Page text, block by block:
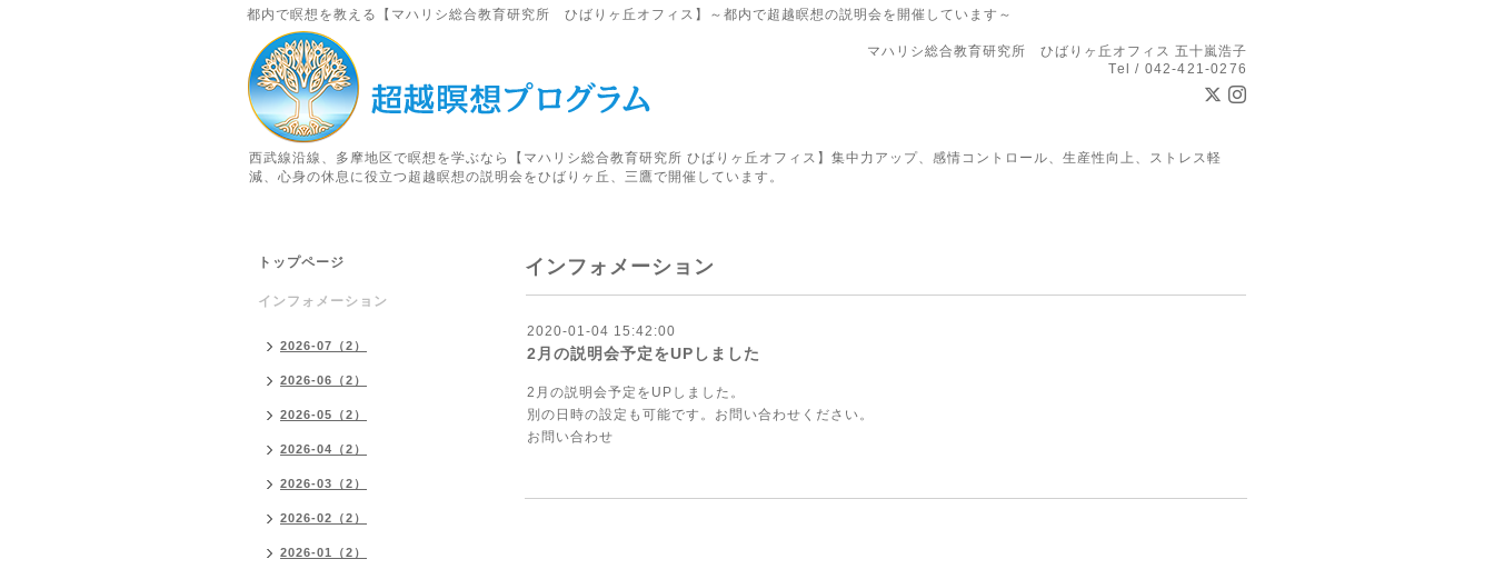
都内で瞑想を教える【マハリシ総合教育研究所 ひばりヶ丘オフィス】～都内で超越瞑想の説明会を開催しています～
マハリシ総合教育研究所 ひばりヶ丘オフィス 五十嵐浩子
Tel / 042-421-0276
西武線沿線、多摩地区で瞑想を学ぶなら【マハリシ総合教育研究所 ひばりヶ丘オフィス】集中力アップ、感情コントロール、生産性向上、ストレス軽
減、心身の休息に役立つ超越瞑想の説明会をひばりヶ丘、三鷹で開催しています。
インフォメーション
2020-01-04 15:42:00
2月の説明会予定をUPしました
2月の説明会予定をUPしました。
別の日時の設定も可能です。お問い合わせください。
お問い合わせ
トップページ
インフォメーション
2026-07（2）
2026-06（2）
2026-05（2）
2026-04（2）
2026-03（2）
2026-02（2）
2026-01（2）